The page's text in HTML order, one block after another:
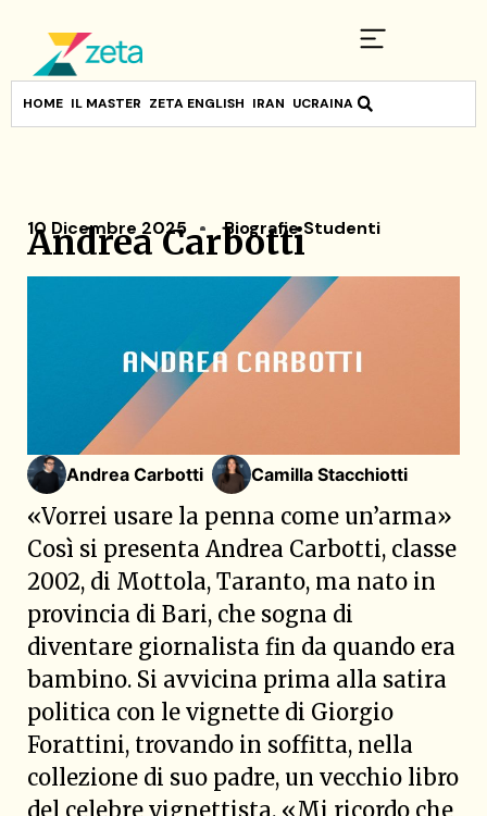
HOME IL MASTER ZETA ENGLISH IRAN UCRAINA
10 Dicembre 2025 Biografie Studenti
Andrea Carbotti
Andrea Carbotti Camilla Stacchiotti
«Vorrei usare la penna come un’arma»
Così si presenta Andrea Carbotti, classe
2002, di Mottola, Taranto, ma nato in
provincia di Bari, che sogna di
diventare giornalista fin da quando era
bambino. Si avvicina prima alla satira
politica con le vignette di Giorgio
Forattini, trovando in soffitta, nella
collezione di suo padre, un vecchio libro
del celebre vignettista. «Mi ricordo che